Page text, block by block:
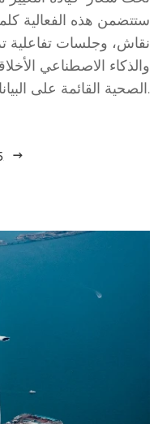
ستتضمن هذه الفعالية
نقاش، وجلسات تفاعلية
والذكاء الاصطناعي
الصحية القائمة على البيانات.​